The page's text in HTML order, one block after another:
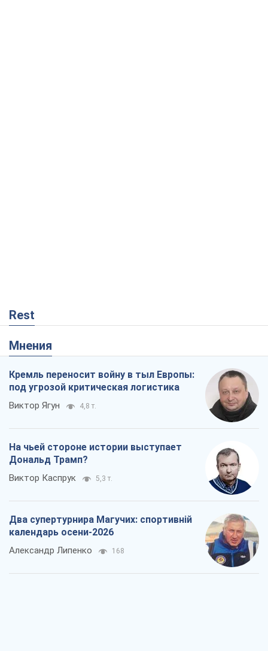
Rest
Мнения
Кремль переносит войну в тыл Европы:
под угрозой критическая логистика
Виктор Ягун 4,8 т.
На чьей стороне истории выступает
Дональд Трамп?
Виктор Каспрук 5,3 т.
Два супертурнира Магучих: спортивній
календарь осени-2026
Александр Липенко 168